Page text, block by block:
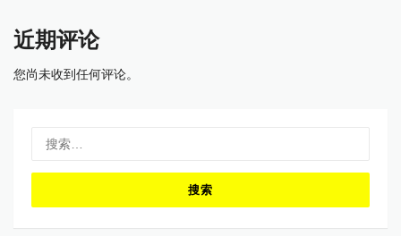
近期评论
您尚未收到任何评论。
索：